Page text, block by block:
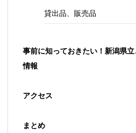
貸出品、販売品
事前に知っておきたい！新潟県
情報
アクセス
まとめ